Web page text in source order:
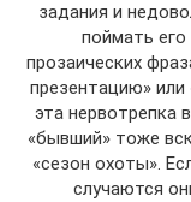
задания и
поймать
прозаических
презентацию»
эта нервотрепка
«бывший» тоже
«сезон охоты».
случаются